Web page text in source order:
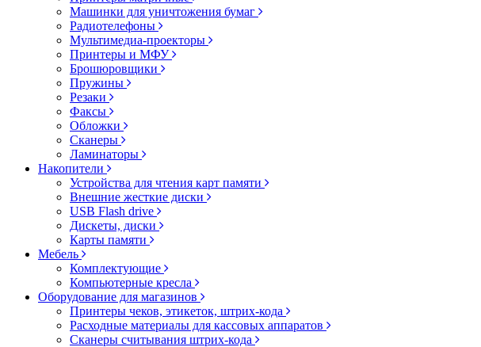
Машинки для уничтожения бумаг
Радиотелефоны
Мультимедиа-проекторы
Принтеры и МФУ
Брошюровщики
Пружины
Резаки
Факсы
Обложки
Сканеры
Ламинаторы
Накопители
Устройства для чтения карт памяти
Внешние жесткие диски
USB Flash drive
Дискеты, диски
Карты памяти
Мебель
Комплектующие
Компьютерные кресла
Оборудование для магазинов
Принтеры чеков, этикеток, штрих-кода
Расходные материалы для кассовых аппаратов
Сканеры считывания штрих-кода